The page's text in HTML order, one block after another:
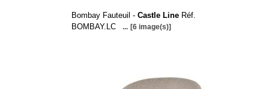
Bombay Fauteuil - Castle LineRéf.
BOMBAY.LC
... [6 image(s)]